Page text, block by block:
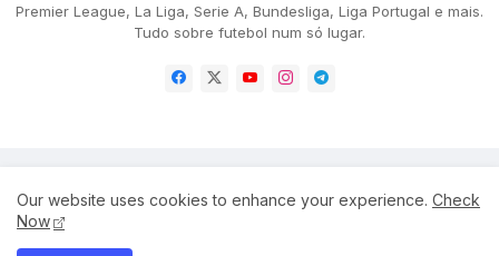
Premier League, La Liga, Serie A, Bundesliga, Liga Portugal e mais.
Tudo sobre futebol num só lugar.
Terms and Conditions
Our website uses cookies to enhance your experience. Check
Now